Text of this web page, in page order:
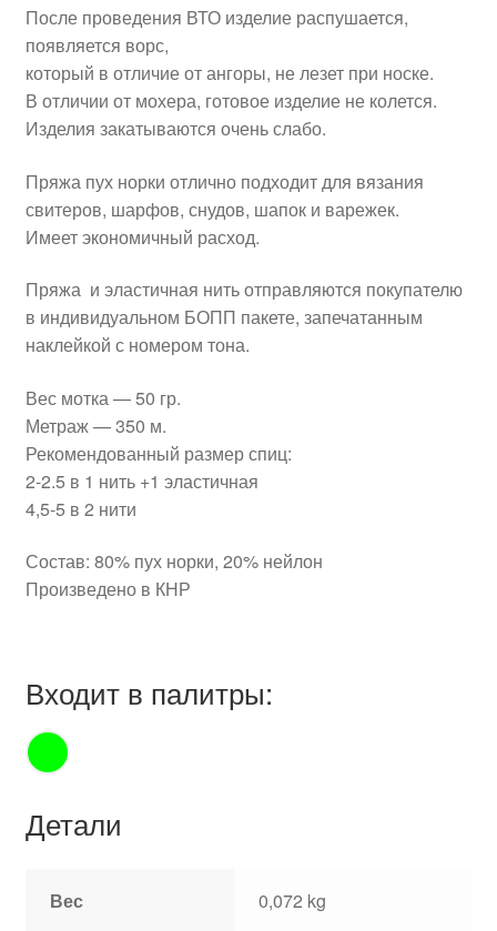
После проведения ВТО изделие распушается,
появляется ворс,
который в отличие от ангоры, не лезет при носке.
В отличии от мохера, готовое изделие не колется.
Изделия закатываются очень слабо.
Пряжа пух норки отлично подходит для вязания
свитеров, шарфов, снудов, шапок и варежек.
Имеет экономичный расход.
Пряжа и эластичная нить отправляются покупателю
в индивидуальном БОПП пакете, запечатанным
наклейкой с номером тона.
Вес мотка — 50 гр.
Метраж — 350 м.
Рекомендованный размер спиц:
2-2.5 в 1 нить +1 эластичная
4,5-5 в 2 нити
Состав: 80% пух норки, 20% нейлон
Произведено в КНР
Входит в палитры:
Детали
Вес 0,072 kg